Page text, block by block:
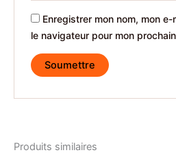
Enregistrer mon nom, mon
le navigateur pour mon
Produits similaires